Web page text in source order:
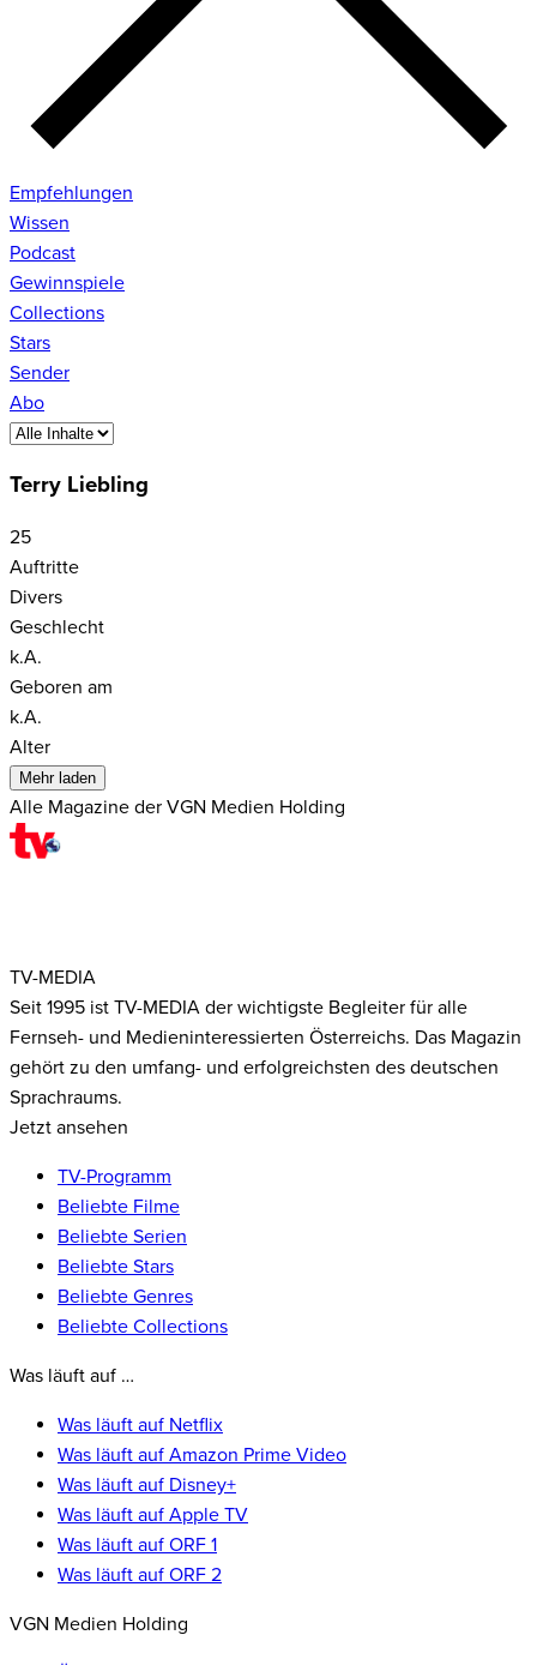
Empfehlungen
Wissen
Podcast
Gewinnspiele
Collections
Stars
Sender
Abo
Terry Liebling
25
Auftritte
Divers
Geschlecht
k.A.
Geboren am
k.A.
Alter
Mehr laden
Alle Magazine der VGN Medien Holding
TV-MEDIA
Seit 1995 ist TV-MEDIA der wichtigste Begleiter für alle
Fernseh- und Medieninteressierten Österreichs. Das Magazin
gehört zu den umfang- und erfolgreichsten des deutschen
Sprachraums.
Jetzt ansehen
TV-Programm
Beliebte Filme
Beliebte Serien
Beliebte Stars
Beliebte Genres
Beliebte Collections
Was läuft auf …
Was läuft auf Netflix
Was läuft auf Amazon Prime Video
Was läuft auf Disney+
Was läuft auf Apple TV
Was läuft auf ORF 1
Was läuft auf ORF 2
VGN Medien Holding